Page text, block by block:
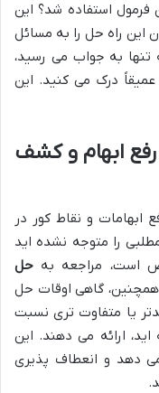
فرمول استفاده شد؟ این
این راه حل را به مسائل
تنها به جواب می رسید،
درک می کنید. این
رفع ابهام و کشف
ابهامات و نقاط کور در
را متوجه نشده اید
است، مراجعه به حل
همچنین، گاهی اوقات حل
یا متفاوت تری نسبت
ارائه می دهند. این
دهد و انعطاف پذیری